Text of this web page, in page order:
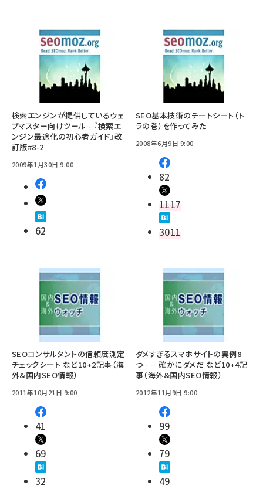
検索エンジンが提供しているウェ
ブマスター向けツール - 『検索エ
ンジン最適化の初心者ガイド』改
訂版#8-2
2009年1月30日 9:00
62
SEO基本技術のチートシート（ト
ラの巻）を作ってみた
2008年6月9日 9:00
82
1117
3011
SEOコンサルタントの信頼度測定
チェックシート など10+2記事（海
外&国内SEO情報）
2011年10月21日 9:00
41
69
32
ダメすぎるスマホサイトの実例8
つ……確かにダメだ など10+4記
事（海外&国内SEO情報）
2012年11月9日 9:00
99
79
49